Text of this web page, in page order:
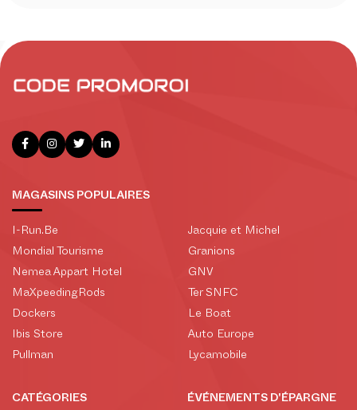
MAGASINS POPULAIRES
I-Run.Be
Mondial Tourisme
Nemea Appart Hotel
MaXpeedingRods
Dockers
Ibis Store
Pullman
Jacquie et Michel
Granions
GNV
Ter SNFC
Le Boat
Auto Europe
Lycamobile
CATÉGORIES ÉVÉNEMENTS D'ÉPARGNE